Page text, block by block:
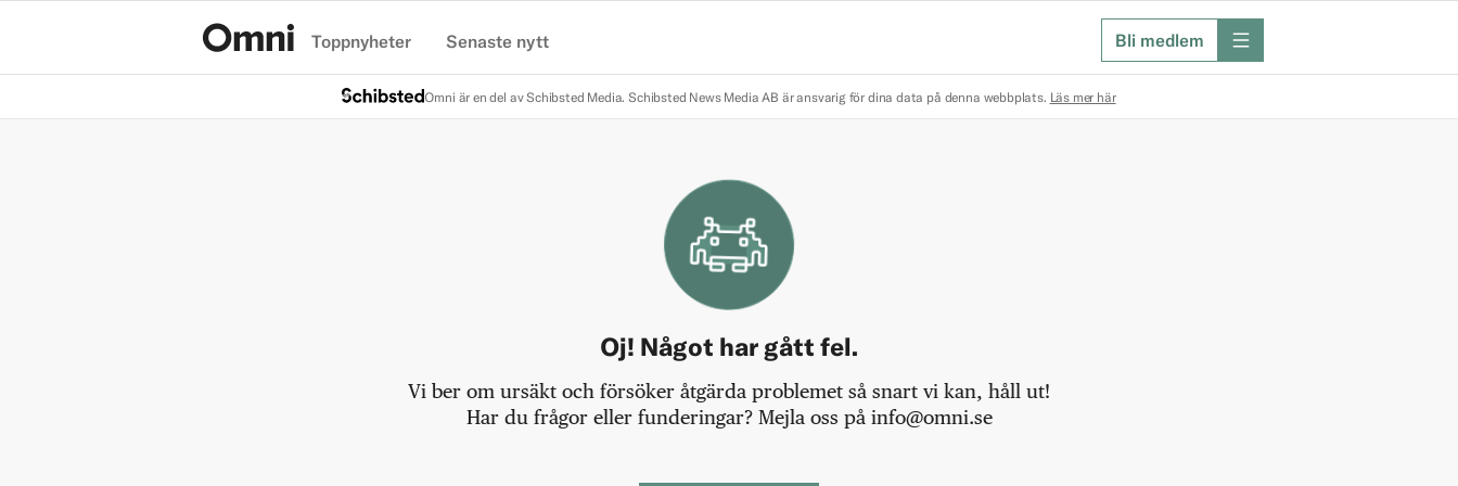
Toppnyheter Senaste nytt Bli medlem meny
Omni är en del av Schibsted Media. Schibsted News Media AB är ansvarig för dina data på denna webbplats. Läs mer här
Oj! Något har gått fel.
Vi ber om ursäkt och försöker åtgärda problemet så snart vi kan, håll ut!
Har du frågor eller funderingar? Mejla oss på info@omni.se